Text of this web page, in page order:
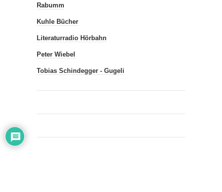
Bücherbriefe
Ausgebucht
Bookstories
Rabumm
Kuhle Bücher